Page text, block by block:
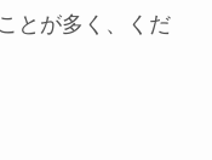
とが多く、くだ